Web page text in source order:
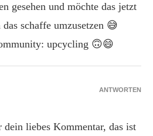
gesehen und möchte das jetzt
schaffe umzusetzen 😅
upcycling 🙃😄
liebes Kommentar, das ist
ANTWORTEN